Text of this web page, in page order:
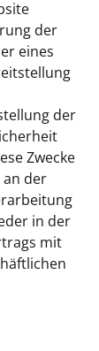
der
eines
der
Zwecke
der
in der
mit